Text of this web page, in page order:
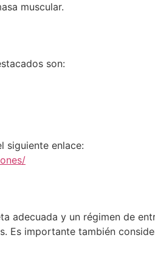
muscular.
son:
siguiente enlace:
adecuada y un régimen de
Es importante también